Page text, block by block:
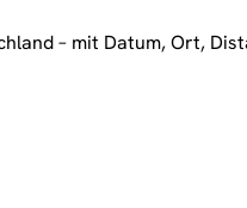
– mit Datum, Ort,